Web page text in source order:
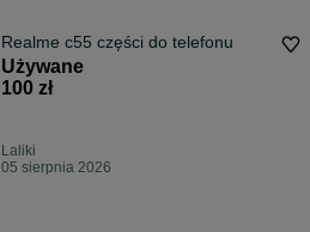
Realme c55 części do telefonu
Używane
100 zł
Laliki
05 sierpnia 2026